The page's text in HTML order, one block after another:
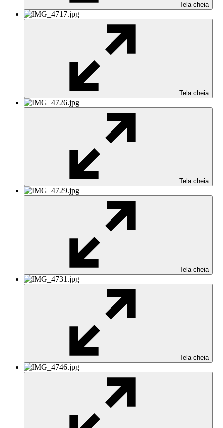
Tela cheia
Tela cheia
Tela cheia
Tela cheia
Tela cheia